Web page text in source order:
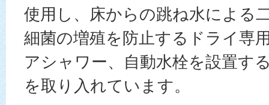
使用し、床からの跳ね水による
細菌の増殖を防止するドライ専
アシャワー、自動水栓を設置す
を取り入れています。